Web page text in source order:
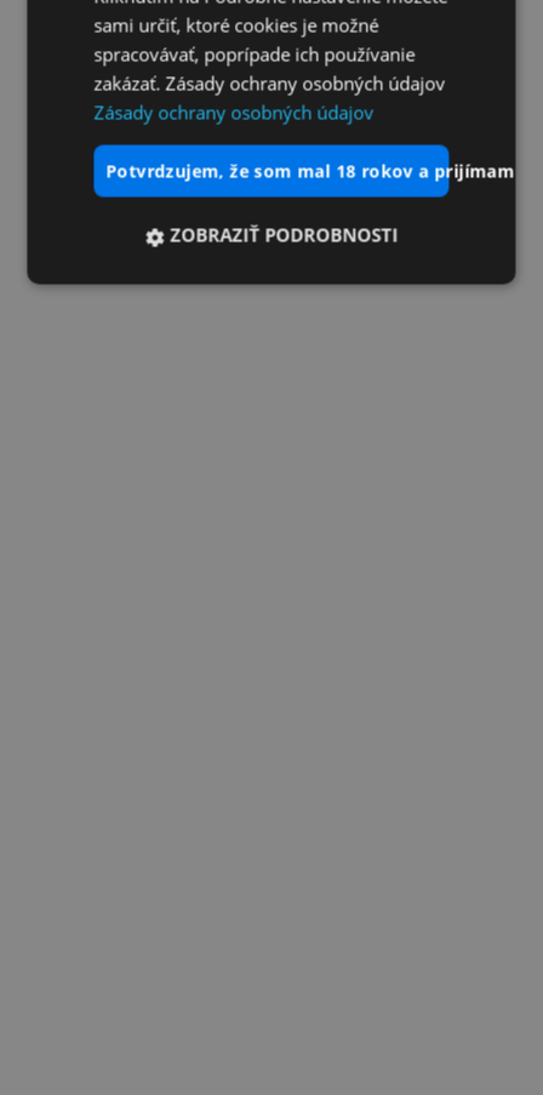
sami určiť, ktoré cookies je možné
spracovávať, poprípade ich používanie
zakázať. Zásady ochrany osobných údajov
Zásady ochrany osobných údajov
potvrdzujem, že som mal 18 rokov a prijímam
ZOBRAZIŤ PODROBNOSTI